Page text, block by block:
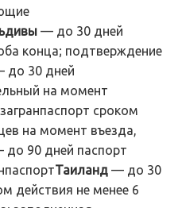
— до 30 дней
конца; подтверждение
до 30 дней
на момент
сроком
на момент въезда,
до 90 дней паспорт
Таиланд — до 30
действия не менее 6